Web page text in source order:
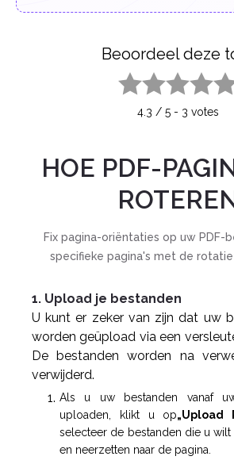
Beoordeel deze
4.3 / 5- 3 votes
HOE PDF-
Fix pagina-oriëntaties op uw PDF-
specifieke pagina's met de
1. Upload je bestanden
U kunt er zeker van zijn dat uw
worden geüpload via een
De bestanden worden na
verwijderd.
Als u uw bestanden vanaf
uploaden, klikt u op„Upload
selecteer de bestanden die u
en neerzetten naar de pagina.